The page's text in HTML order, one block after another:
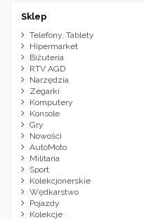
Sklep
Telefony, Tablety
Hipermarket
Biżuteria
RTV AGD
Narzędzia
Zegarki
Komputery
Konsole
Gry
Nowości
AutoMoto
Militaria
Sport
Kolekcjonerskie
Wędkarstwo
Pojazdy
Kolekcje